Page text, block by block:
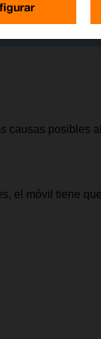
causas posibles
el móvil tiene